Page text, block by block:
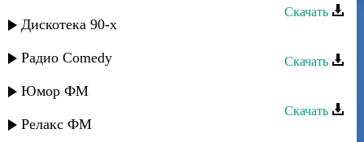
Дискотека 90-х
Радио Comedy
Юмор ФМ
Релакс ФМ
Скачать
Скачать
Тельман - Вучиз вуна
Скачать